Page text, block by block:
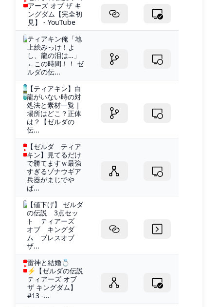
アーズ オブ ザ キ
ングダム【完全初
見】 - YouTube
ティアキン俺「地
上絵みっけ！よ
し、龍の泪は…」
←この時間！！ ゼ
ルダの伝...
【ティアキン】白
龍がいない時の対
処法と素材一覧｜
場所はどこ？正体
は？【ゼルダの
伝...
【ゼルダ ティア
キン】見てるだけ
で勝てますｗ最強
すぎるゾナウギア
兵器がまじでや
ば...
【値下げ】 ゼルダ
の伝説 3点セッ
ト ティアーズ
オブ キングダ
ム ブレスオブ
ザ...
雷神と結婚💍
⚡【ゼルダの伝説
ティアーズ オブ
ザ キングダム】
#13 -...